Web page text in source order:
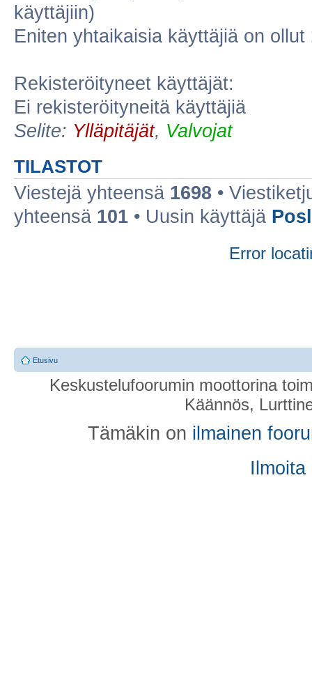
käyttäjiin)
Eniten yhtaikaisia käyttäjiä on ollut
Rekisteröityneet käyttäjät:
Ei rekisteröityneitä käyttäjiä
Selite: Ylläpitäjät, Valvojat
TILASTOT
Viestejä yhteensä 1698 •
yhteensä 101 • Uusin käyttäjä
Error
Etusivu
Keskustelufoorumin moottorina
Käännös,
Tämäkin on ilmainen